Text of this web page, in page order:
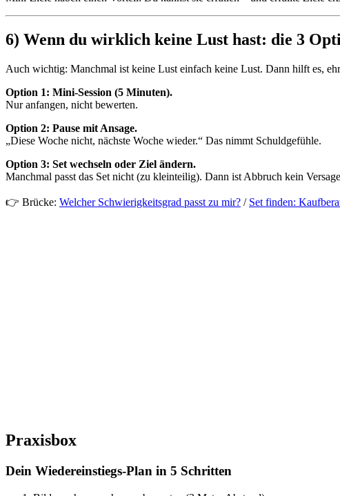
6) Wenn du wirklich keine Lust hast: die 3
Auch wichtig: Manchmal ist keine Lust einfach keine Lust. Dann hilft es,
Option 1: Mini-Session (5 Minuten).
Nur anfangen, nicht bewerten.
Option 2: Pause mit Ansage.
„Diese Woche nicht, nächste Woche wieder.“ Das nimmt Schuldgefühle.
Option 3: Set wechseln oder Ziel ändern.
Manchmal passt das Set nicht (zu kleinteilig). Dann ist Abbruch kein
👉 Brücke: Welcher Schwierigkeitsgrad passt zu mir? / Set finden:
Praxisbox
Dein Wiedereinstiegs-Plan in 5 Schritten